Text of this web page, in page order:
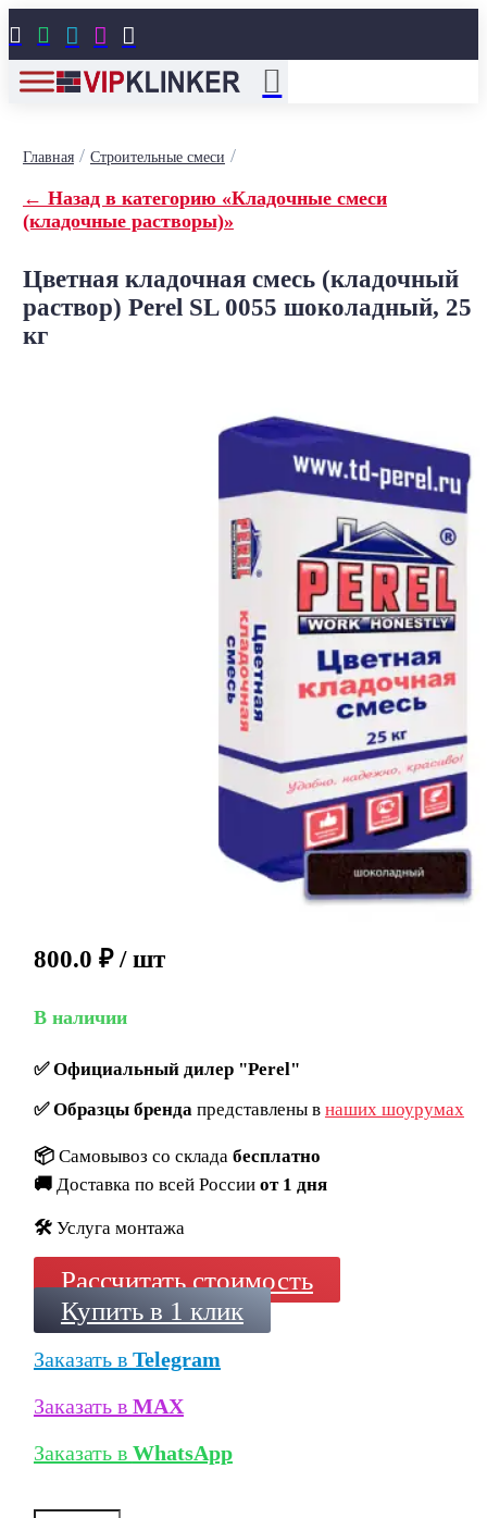
    
Главная/ Строительные смеси /
← Назад в категорию «Кладочные смеси
(кладочные растворы)»
Цветная кладочная смесь (кладочный
раствор) Perel SL 0055 шоколадный, 25
кг
800.0 ₽ / шт
В наличии
✅Официальный дилер "Perel"
✅Образцы брендапредставлены в наших шоурумах
📦 Самовывоз со склада бесплатно
🚚 Доставка по всей России от 1 дня
🛠️ Услуга монтажа
Рассчитать стоимость
Купить в 1 клик
Заказать в Telegram
Заказать в MAX
Заказать в WhatsApp